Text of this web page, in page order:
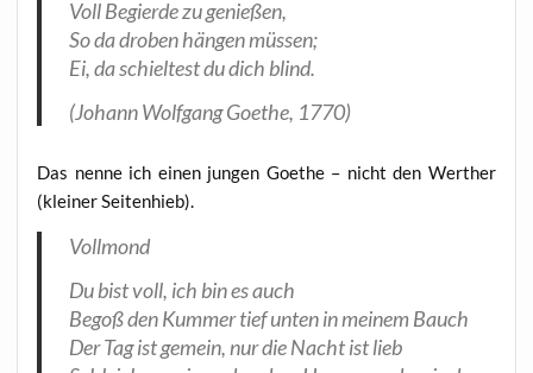
Voll Begier­de zu genießen,
So da dro­ben hän­gen müssen;
Ei, da schiel­test du dich blind.
(Johann Wolf­gang Goe­the, 1770)
Das nen­ne ich einen jun­gen Goe­the – nicht den Wert­her
(klei­ner Seitenhieb).
Voll­mond
Du bist voll, ich bin es auch
Begoß den Kum­mer tief unten in mei­nem Bauch
Der Tag ist gemein, nur die Nacht ist lieb